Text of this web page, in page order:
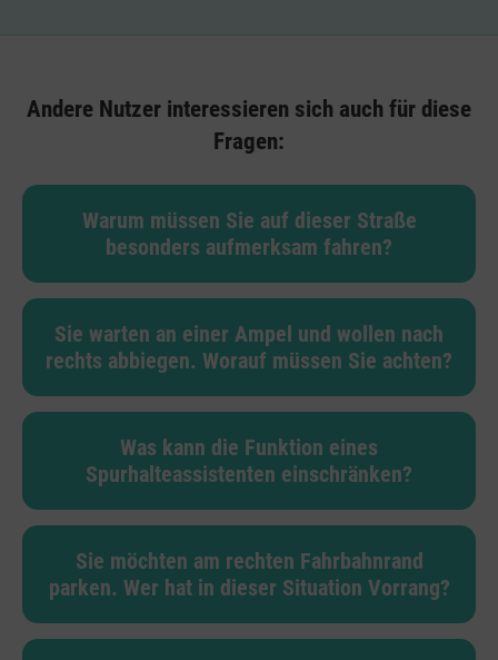
Andere Nutzer interessieren sich auch für diese
Fragen:
Warum müssen Sie auf dieser Straße
besonders aufmerksam fahren?
Sie warten an einer Ampel und wollen nach
rechts abbiegen. Worauf müssen Sie achten?
Was kann die Funktion eines
Spurhalteassistenten einschränken?
Sie möchten am rechten Fahrbahnrand
parken. Wer hat in dieser Situation Vorrang?